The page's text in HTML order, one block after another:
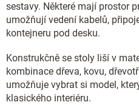
sestavy. Některé mají prostor
umožňují vedení kabelů,
kontejneru pod desku.
Konstrukčně se stoly liší v
kombinace dřeva, kovu,
umožňuje vybrat si model,
klasického interiéru.